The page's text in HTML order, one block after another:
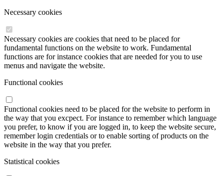
Necessary cookies
Necessary cookies are cookies that need to be placed for
fundamental functions on the website to work. Fundamental
functions are for instance cookies that are needed for you to use
menus and navigate the website.
Functional cookies
Functional cookies need to be placed for the website to perform in
the way that you excpect. For instance to remember which language
you prefer, to know if you are logged in, to keep the website secure,
remember login credentials or to enable sorting of products on the
website in the way that you prefer.
Statistical cookies